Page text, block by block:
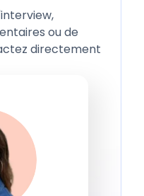
ou de
directement